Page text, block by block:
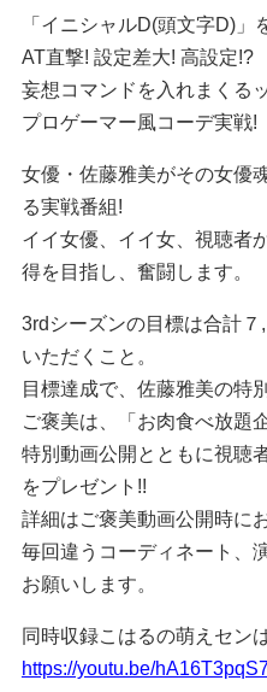
「イニシャルD(頭文字D)」
AT直撃! 設定差大! 高設定!?
妄想コマンドを入れまくる
プロゲーマー風コーデ実戦!
女優・佐藤雅美がその女優
る実戦番組!
イイ女優、イイ女、視聴者
得を目指し、奮闘します。
3rdシーズンの目標は合計
いただくこと。
目標達成で、佐藤雅美の特
ご褒美は、「お肉食べ放題
特別動画公開とともに視聴
をプレゼント!!
詳細はご褒美動画公開時に
毎回違うコーディネート、
お願いします。
同時収録こはるの萌えセン
https://youtu.be/